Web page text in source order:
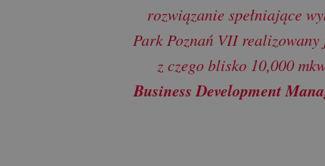
rozwiązanie spełniające
Park Poznań VII realizowany
z czego blisko 10,000
Business Development